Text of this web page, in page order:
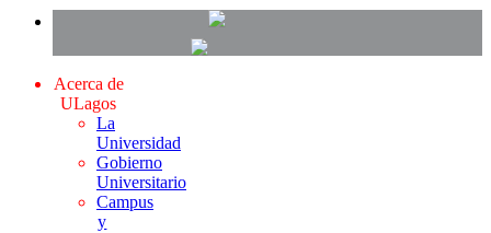
Acerca de
ULagos
La
Universidad
Gobierno
Universitario
Campus
y